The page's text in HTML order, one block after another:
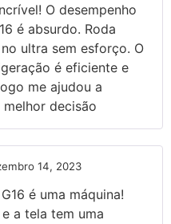
O desempenho
é absurdo. Roda
ultra sem esforço. O
é eficiente e
me ajudou a
decisão
14, 2023
é uma máquina!
a tela tem uma